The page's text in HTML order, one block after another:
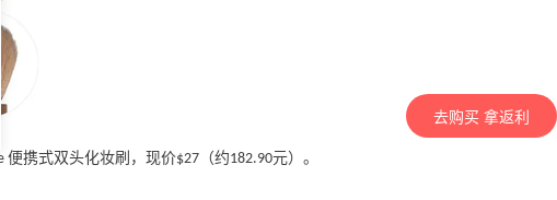
去购买 拿返利
便携式双头化妆刷，现价$27（约182.90元）。